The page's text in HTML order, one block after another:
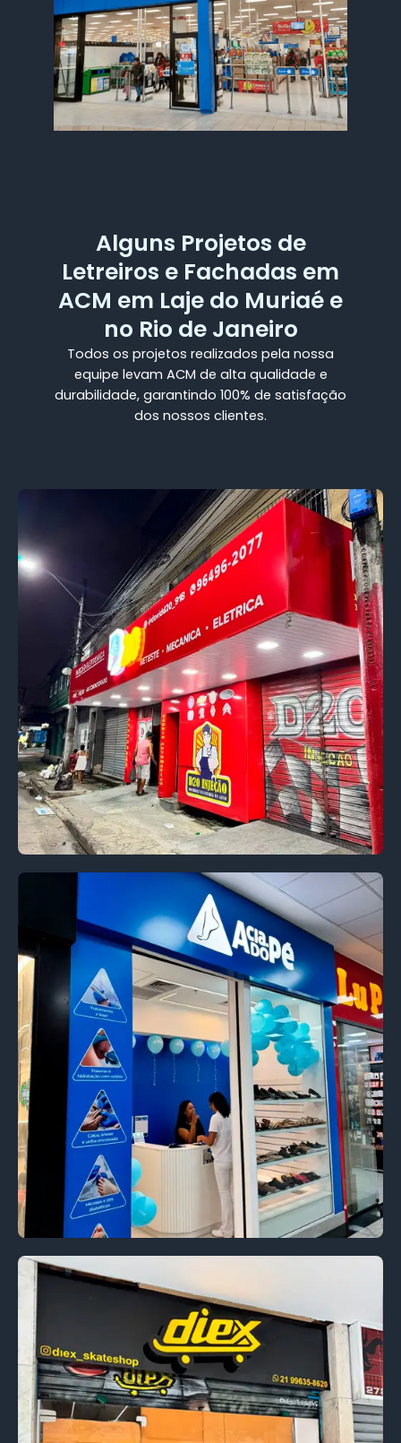
Alguns Projetos de
Letreiros e Fachadas em
ACM em Laje do Muriaé e
no Rio de Janeiro
Todos os projetos realizados pela nossa
equipe levam ACM de alta qualidade e
durabilidade, garantindo 100% de satisfação
dos nossos clientes.